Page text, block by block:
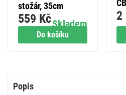
Do košíku
stožár, 35cm
Skladem
559 Kč 2
Popis